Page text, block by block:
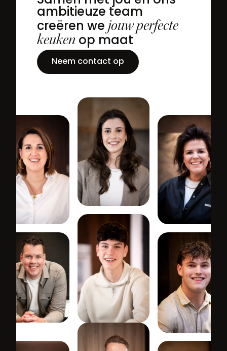
ambitieuze team
creëren we jouw perfecte
keukenop maat
Neem contact op